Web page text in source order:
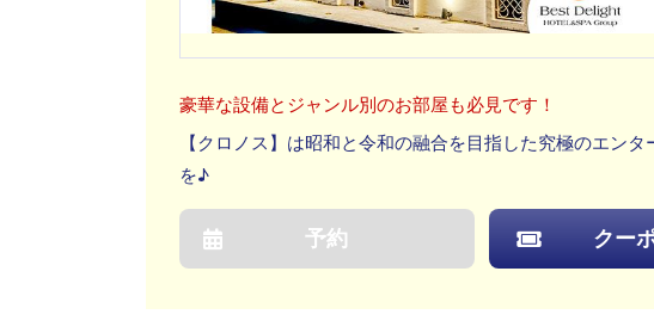
豪華な設備とジャンル別のお部屋も必見です！
【クロノス】は昭和と令和の融合を目指した究極のエン
を♪
予約 クー